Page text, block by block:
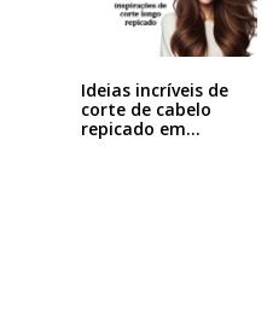
Ideias incríveis de
corte de cabelo
repicado em…